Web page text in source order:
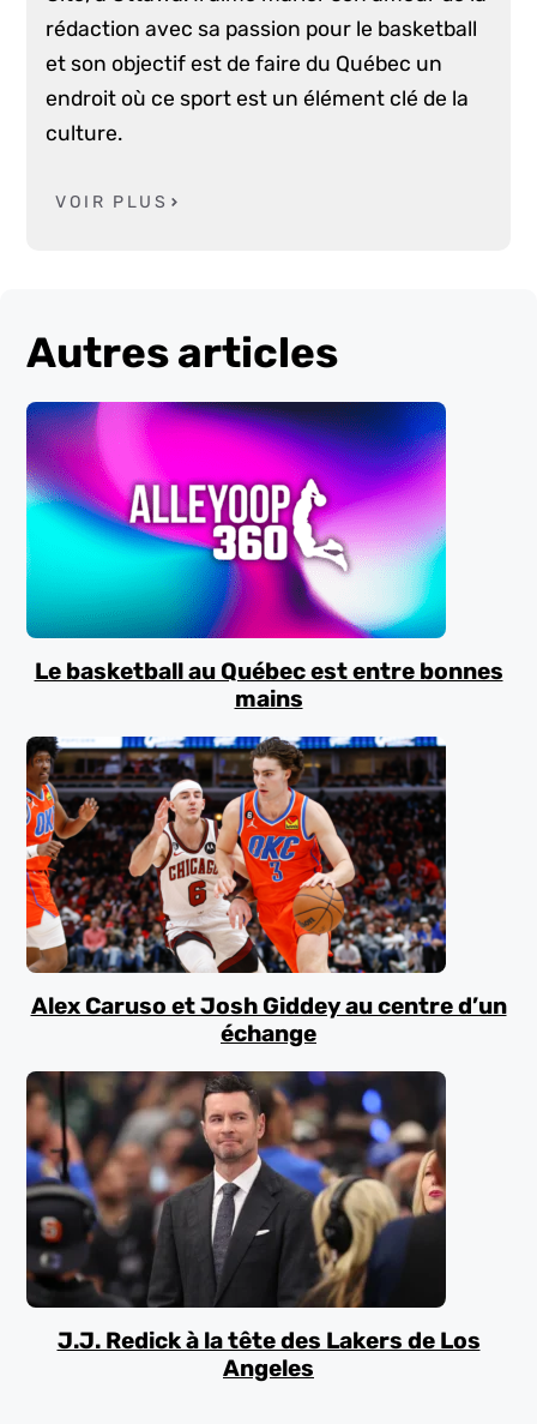
rédaction avec sa passion pour le basketball
et son objectif est de faire du Québec un
endroit où ce sport est un élément clé de la
culture.
VOIR PLUS
Autres articles
Le basketball au Québec est entre bonnes
mains
Alex Caruso et Josh Giddey au centre d’un
échange
J.J. Redick à la tête des Lakers de Los
Angeles